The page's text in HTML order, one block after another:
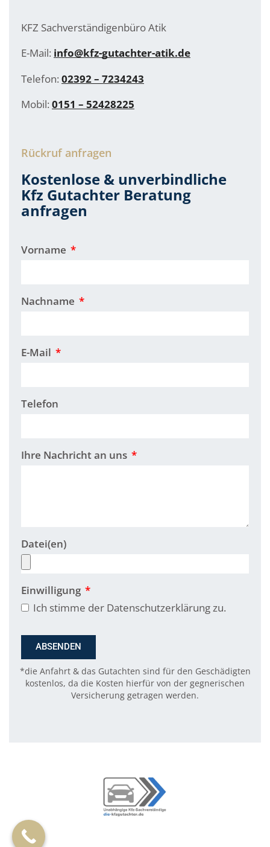
KFZ Sachverständigenbüro Atik
E-Mail: info@kfz-gutachter-atik.de
Telefon: 02392 – 7234243
Mobil: 0151 – 52428225
Rückruf anfragen
Kostenlose & unverbindliche
Kfz Gutachter Beratung
anfragen
Vorname
Nachname
E-Mail
Telefon
Ihre Nachricht an uns
Datei(en)
Einwilligung
Ich stimme der Datenschutzerklärung zu.
ABSENDEN
*die Anfahrt & das Gutachten sind für den Geschädigten
kostenlos, da die Kosten hierfür von der gegnerischen
Versicherung getragen werden.